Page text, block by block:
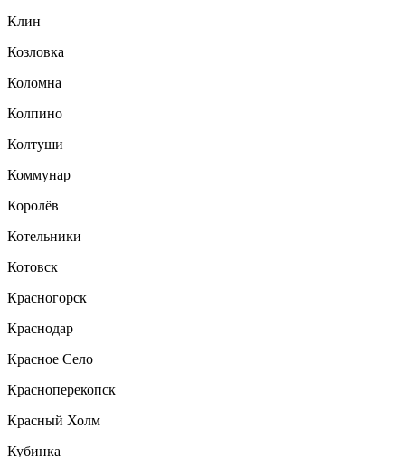
Клин
Козловка
Коломна
Колпино
Колтуши
Коммунар
Королёв
Котельники
Котовск
Красногорск
Краснодар
Красное Село
Красноперекопск
Красный Холм
Кубинка